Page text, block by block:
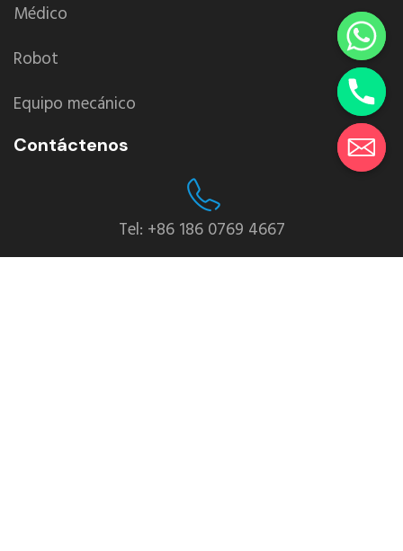
Médico
Robot
Equipo mecánico
Contáctenos
Tel: +86 186 0769 4667